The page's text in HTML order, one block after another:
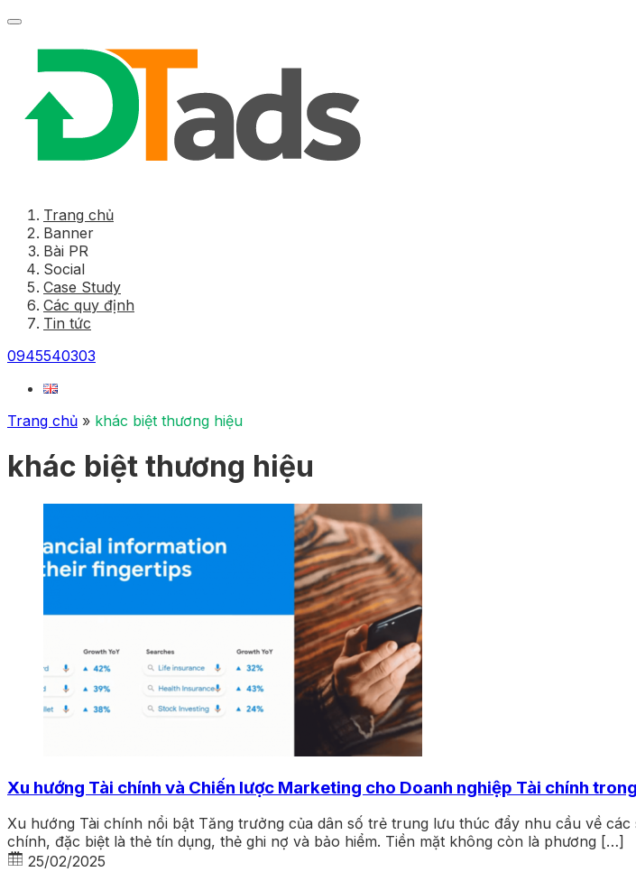
Trang chủ
Banner
Bài PR
Social
Case Study
Các quy định
Tin tức
0945540303
Trang chủ » khác biệt thương hiệu
khác biệt thương hiệu
Xu hướng Tài chính và Chiến lược Marketing cho Doanh nghiệp Tài chính
Xu hướng Tài chính nổi bật Tăng trưởng của dân số trẻ trung lưu thúc đẩy nhu cầu về
chính, đặc biệt là thẻ tín dụng, thẻ ghi nợ và bảo hiểm. Tiền mặt không còn là phương […]
25/02/2025